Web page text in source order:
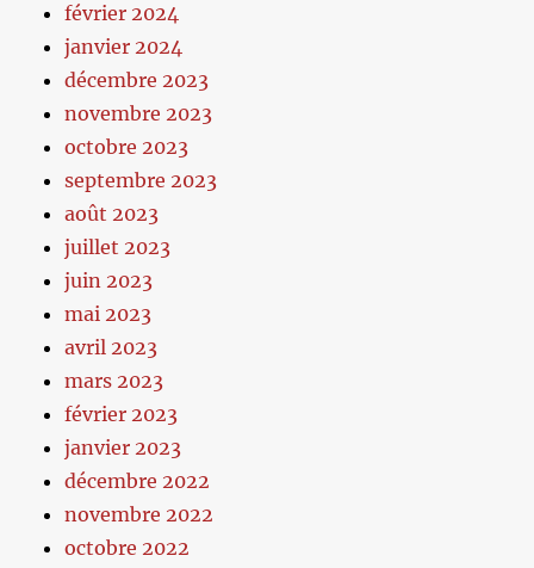
février 2024
janvier 2024
décembre 2023
novembre 2023
octobre 2023
septembre 2023
août 2023
juillet 2023
juin 2023
mai 2023
avril 2023
mars 2023
février 2023
janvier 2023
décembre 2022
novembre 2022
octobre 2022